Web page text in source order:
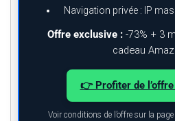
Navigation privée : IP
Offre exclusive : -73% + 3
cadeau
👉 Profiter de
Voir conditions de l’offre sur la